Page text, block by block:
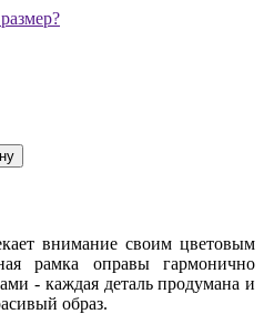
внимание своим цветовым
рамка оправы гармонично
- каждая деталь продумана и
образ.